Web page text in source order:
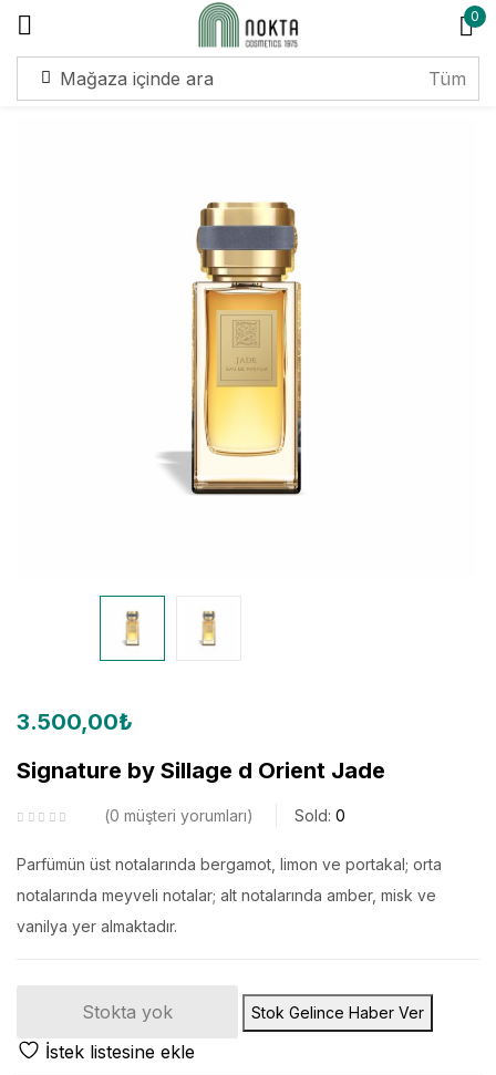
0
3.500,00₺
Signature by Sillage d Orient Jade
0 müşteri yorumları Sold: 0
Parfümün üst notalarında bergamot, limon ve portakal; orta
notalarında meyveli notalar; alt notalarında amber, misk ve
vanilya yer almaktadır.
Stokta yok
İstek listesine ekle
Giriş yap
Giriş yap
Hesap oluştur